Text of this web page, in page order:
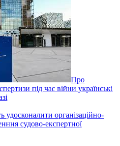
Про
під час війни українські
удосконалити організаційно-
судово-експертної